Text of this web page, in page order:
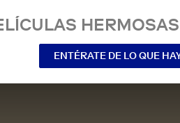
ENTÉRATE DE LO QUE